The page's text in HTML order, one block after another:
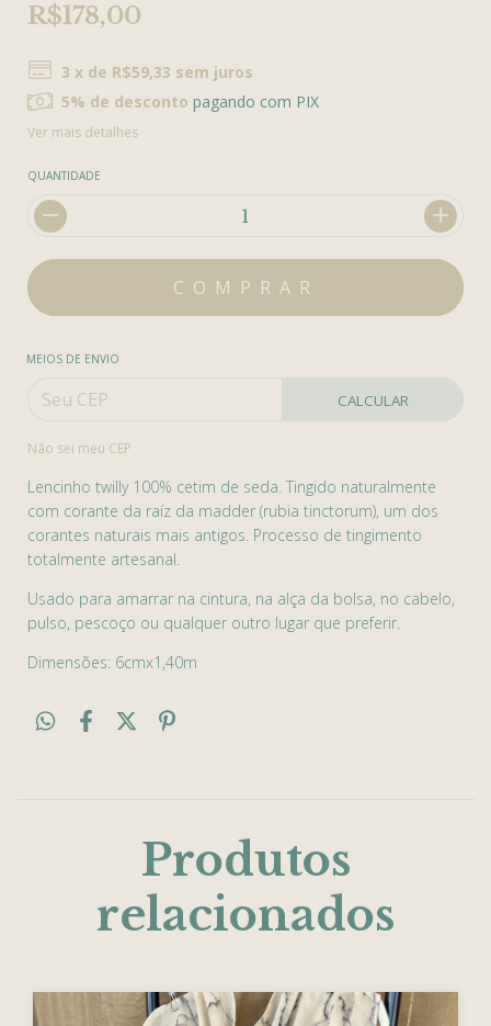
R$178,00
3 x de R$59,33 sem juros
5% de desconto pagando com PIX
Ver mais detalhes
QUANTIDADE
MEIOS DE ENVIO
CALCULAR
Não sei meu CEP
Lencinho twilly 100% cetim de seda. Tingido naturalmente
com corante da raíz da madder (rubia tinctorum), um dos
corantes naturais mais antigos. Processo de tingimento
totalmente artesanal.
Usado para amarrar na cintura, na alça da bolsa, no cabelo,
pulso, pescoço ou qualquer outro lugar que preferir.
Dimensões: 6cmx1,40m
Produtos
relacionados